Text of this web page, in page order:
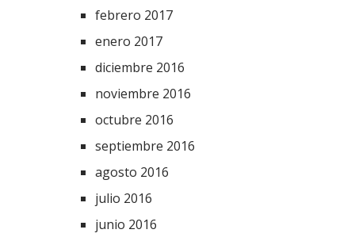
febrero 2017
enero 2017
diciembre 2016
noviembre 2016
octubre 2016
septiembre 2016
agosto 2016
julio 2016
junio 2016